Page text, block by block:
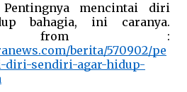
Pentingnya mencintai diri
bahagia, ini caranya.
berita/570902/pe
diri-sendiri-agar-hidup-